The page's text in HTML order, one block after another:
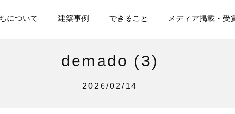
について 建築事例 できること メディア掲載・受
demado (3)
2026/02/14